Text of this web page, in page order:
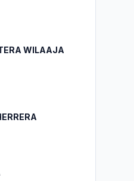
WILAAJA